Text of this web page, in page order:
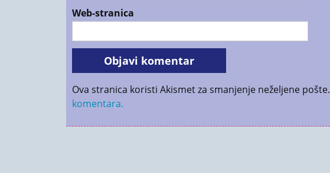
Web-stranica
Ova stranica koristi Akismet za smanjenje neželjene pošte.
komentara.